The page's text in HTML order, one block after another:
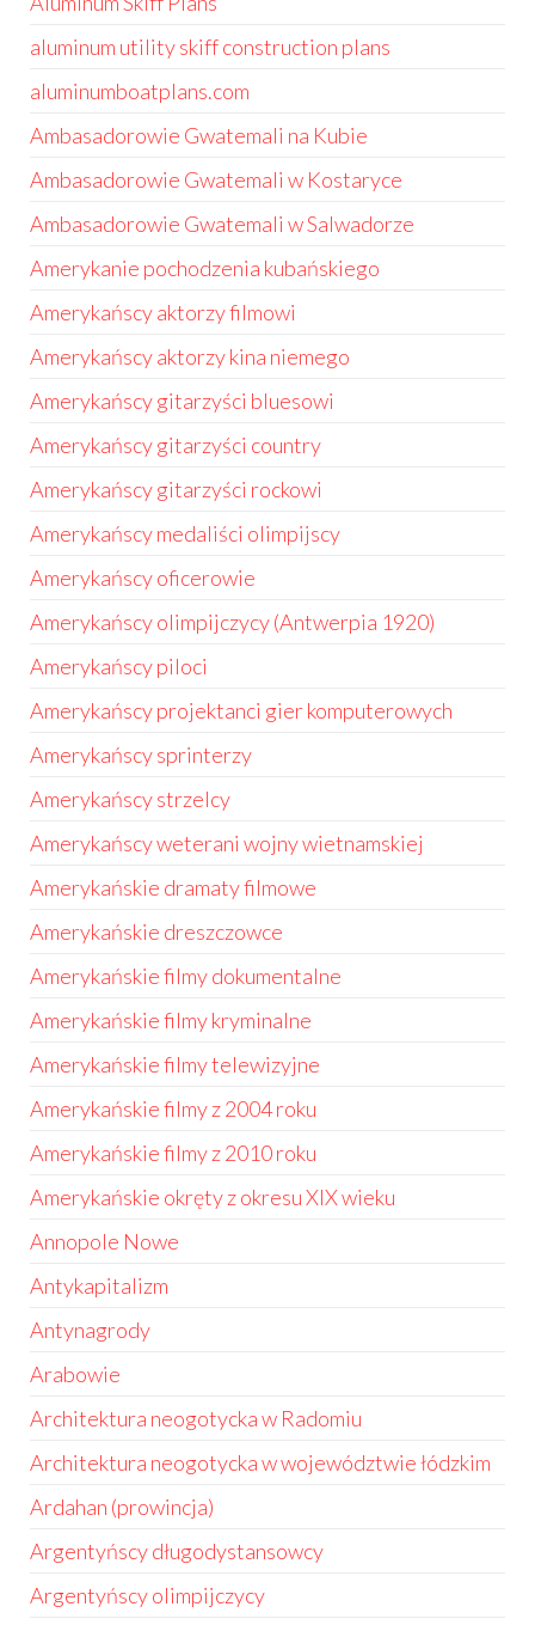
aluminum utility skiff construction plans
aluminumboatplans.com
Ambasadorowie Gwatemali na Kubie
Ambasadorowie Gwatemali w Kostaryce
Ambasadorowie Gwatemali w Salwadorze
Amerykanie pochodzenia kubańskiego
Amerykańscy aktorzy filmowi
Amerykańscy aktorzy kina niemego
Amerykańscy gitarzyści bluesowi
Amerykańscy gitarzyści country
Amerykańscy gitarzyści rockowi
Amerykańscy medaliści olimpijscy
Amerykańscy oficerowie
Amerykańscy olimpijczycy (Antwerpia 1920)
Amerykańscy piloci
Amerykańscy projektanci gier komputerowych
Amerykańscy sprinterzy
Amerykańscy strzelcy
Amerykańscy weterani wojny wietnamskiej
Amerykańskie dramaty filmowe
Amerykańskie dreszczowce
Amerykańskie filmy dokumentalne
Amerykańskie filmy kryminalne
Amerykańskie filmy telewizyjne
Amerykańskie filmy z 2004 roku
Amerykańskie filmy z 2010 roku
Amerykańskie okręty z okresu XIX wieku
Annopole Nowe
Antykapitalizm
Antynagrody
Arabowie
Architektura neogotycka w Radomiu
Architektura neogotycka w województwie łódzkim
Ardahan (prowincja)
Argentyńscy długodystansowcy
Argentyńscy olimpijczycy